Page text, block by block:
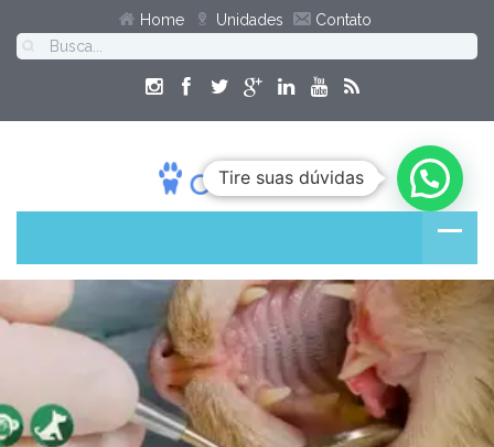
Home Unidades Contato
Tire suas dúvidas